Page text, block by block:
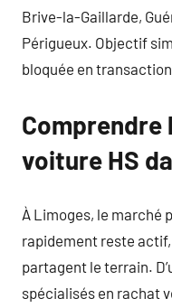
Brive-la-Gaillarde,
Périgueux. Objectif
bloquée en
Comprendre
voiture HS
À Limoges, le marché
rapidement reste
partagent le terrain.
spécialisés en rachat